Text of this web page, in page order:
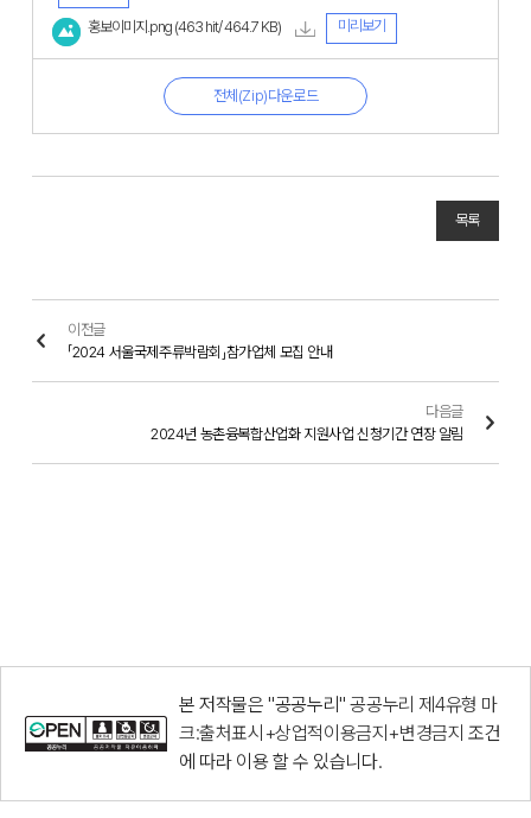
홍보이미지.png (463 hit/ 464.7 KB) 미리보기
전체(Zip)다운로드
목록
이전글
「2024 서울국제주류박람회」참가업체 모집 안내
다음글
2024년 농촌융복합산업화 지원사업 신청기간 연장 알림
본 저작물은 "공공누리"공공누리 제4유형 마
크:출처표시+상업적이용금지+변경금지 조건
에 따라 이용 할 수 있습니다.